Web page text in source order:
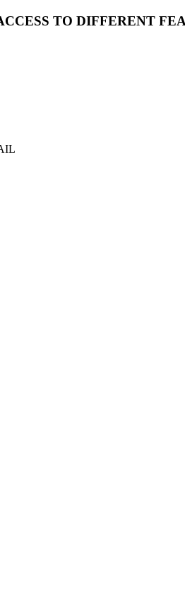
TO DIFFERENT